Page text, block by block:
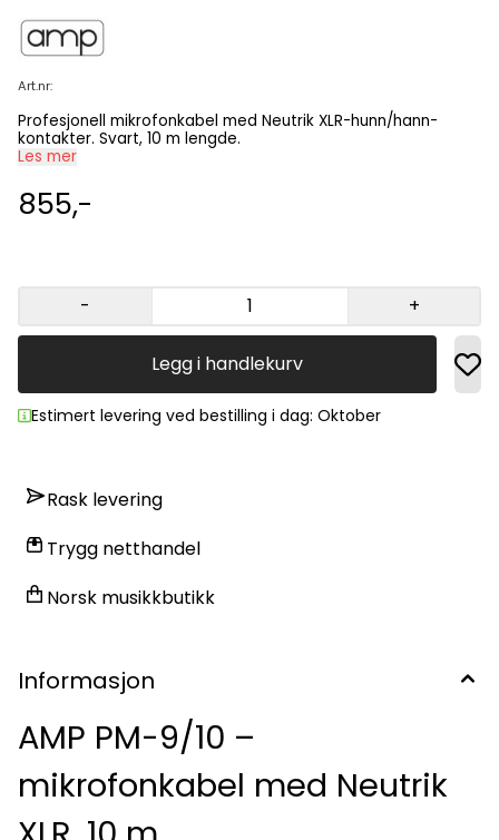
Art.nr:
Profesjonell mikrofonkabel med Neutrik XLR-hunn/hann-
kontakter. Svart, 10 m lengde.
Les mer
855,-
- +
Legg i handlekurv
Estimert levering ved bestilling i dag: Oktober
Rask levering
Trygg netthandel
Norsk musikkbutikk
Informasjon
AMP PM-9/10 –
mikrofonkabel med Neutrik